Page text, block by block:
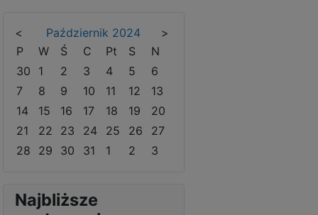
< Październik 2024
>
P
W Ś C Pt S
N
30
1 2 3 4 5
6
7
8 9 10 11 12
13
14
15 16 17 18 19
20
21
22 23 24 25 26
27
28
29 30 31 1 2 3
Najbliższe